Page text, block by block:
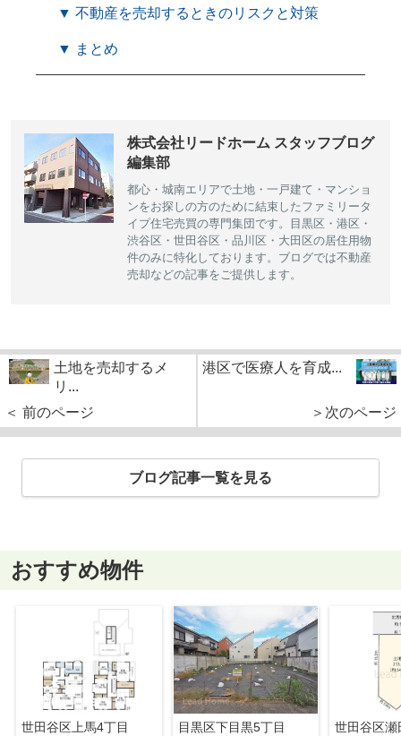
▼ 不動産を売却するときのリスクと対策
▼ まとめ
株式会社リードホーム スタッフブログ
編集部
都心・城南エリアで土地・一戸建て・マンショ
ンをお探しの方のために結束したファミリータ
イプ住宅売買の専門集団です。目黒区・港区・
渋谷区・世田谷区・品川区・大田区の居住用物
件のみに特化しております。ブログでは不動産
売却などの記事をご提供します。
土地を売却するメ
リ...
＜ 前のページ
港区で医療人を育成...
＞次のページ
ブログ記事一覧を見る
おすすめ物件
世田谷区上馬4丁目
目黒区下目黒5丁目
世田谷区瀬